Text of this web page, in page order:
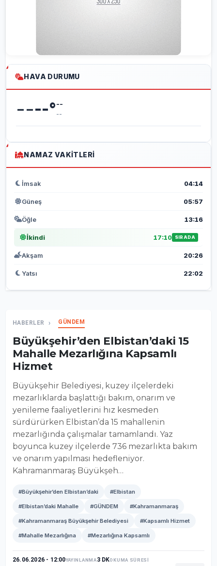
HAVA DURUMU
----°--
--
NAMAZ VAKITLERI
İmsak 04:14
Güneş 05:57
Öğle 13:16
İkindi 17:10 SIRADA
Akşam 20:26
Yatsı 22:02
HABERLER GÜNDEM
Büyükşehir’den Elbistan’daki 15
Mahalle Mezarlığına Kapsamlı
Hizmet
Büyükşehir Belediyesi, kuzey ilçelerdeki
mezarlıklarda başlattığı bakım, onarım ve
yenileme faaliyetlerini hız kesmeden
sürdürürken Elbistan’da 15 mahallenin
mezarlığında çalışmalar tamamlandı. Yaz
boyunca kuzey ilçelerde 736 mezarlıkta bakım
ve onarım yapılması hedefleniyor.
Kahramanmaraş Büyükşeh…
#Büyükşehir’den Elbistan’daki #Elbistan
#Elbistan’daki Mahalle #GÜNDEM #Kahramanmaraş
#Kahramanmaraş Büyükşehir Belediyesi #Kapsamlı Hizmet
#Mahalle Mezarlığına #Mezarlığına Kapsamlı
26.06.2026 - 12:00YAYINLANMA3 DKOKUMA SÜRESİ